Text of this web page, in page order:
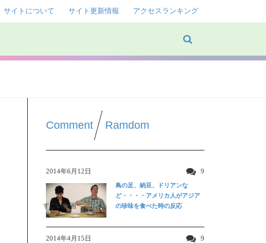
サイトについて サイト更新情報 アクセスランキング
Comment Ramdom
2014年6月12日 9
すごい動画
鳥の足、納豆、ドリアンな
ど・・・・アメリカ人がアジア
の珍味を食べた時の反応
2014年4月15日 9